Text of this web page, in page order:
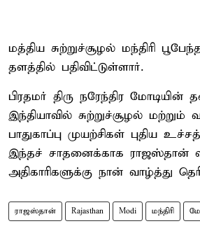
மத்திய சுற்றுச்சூழல் மந்திரி
தளத்தில் பதிவிட்டுள்ளார்.
பிரதமர் திரு நரேந்திர
இந்தியாவில் சுற்றுச்சூழல் மற்றும்
பாதுகாப்பு முயற்சிகள் புதிய
இந்தச் சாதனைக்காக ராஜஸ்தான்
அதிகாரிகளுக்கு நான் வாழ்த்து
ராஜஸ்தான் Rajasthan Modi மந்திரி